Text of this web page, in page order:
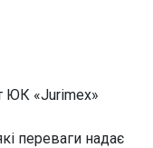
ЮК «Jurimex»
переваги надає